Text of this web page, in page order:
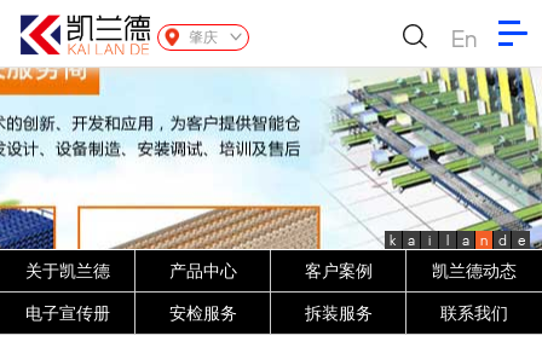
肇庆 En
k a i l a n d e
关于凯兰德 产品中心 客户案例 凯兰德动态
电子宣传册 安检服务 拆装服务 联系我们